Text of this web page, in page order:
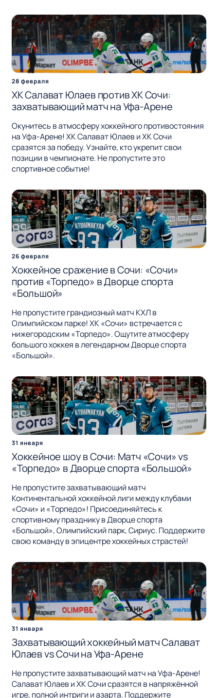
28 февраля
ХК Салават Юлаев против ХК Сочи:
захватывающий матч на Уфа-Арене
Окунитесь в атмосферу хоккейного противостояния
на Уфа-Арене! ХК Салават Юлаев и ХК Сочи
сразятся за победу. Узнайте, кто укрепит свои
позиции в чемпионате. Не пропустите это
спортивное событие!
26 февраля
Хоккейное сражение в Сочи: «Сочи»
против «Торпедо» в Дворце спорта
«Большой»
Не пропустите грандиозный матч КХЛ в
Олимпийском парке! ХК «Сочи» встречается с
нижегородским «Торпедо». Ощутите атмосферу
большого хоккея в легендарном Дворце спорта
«Большой».
31 января
Хоккейное шоу в Сочи: Матч «Сочи» vs
«Торпедо» в Дворце спорта «Большой»
Не пропустите захватывающий матч
Континентальной хоккейной лиги между клубами
«Сочи» и «Торпедо»! Присоединяйтесь к
спортивному празднику в Дворце спорта
«Большой», Олимпийский парк, Сириус. Поддержите
свою команду в эпицентре хоккейных страстей!
31 января
Захватывающий хоккейный матч Салават
Юлаев vs Сочи на Уфа-Арене
Не пропустите захватывающий матч на Уфа-Арене!
Салават Юлаев и ХК Сочи сразятся в напряжённой
игре, полной интриги и азарта. Поддержите